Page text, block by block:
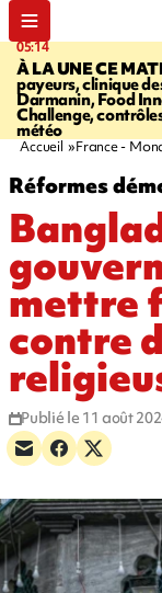
05:14
À LA UNE CE
payeurs, clinique
Darmanin, Food
Challenge,
météo
Accueil France -
Réformes
mettre
contre
Publié le 11 août